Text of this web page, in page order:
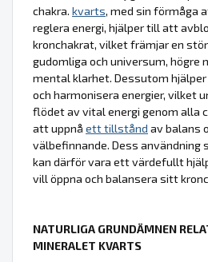
chakra. kvarts, med sin förmåga
reglera energi, hjälper till att
kronchakrat, vilket främjar en
gudomliga och universum, högre
mental klarhet. Dessutom
och harmonisera energier, vilket
flödet av vital energi genom alla
att uppnå ett tillstånd av balans
välbefinnande. Dess användning
kan därför vara ett värdefullt
vill öppna och balansera sitt
NATURLIGA GRUNDÄMNEN
MINERALET KVARTS